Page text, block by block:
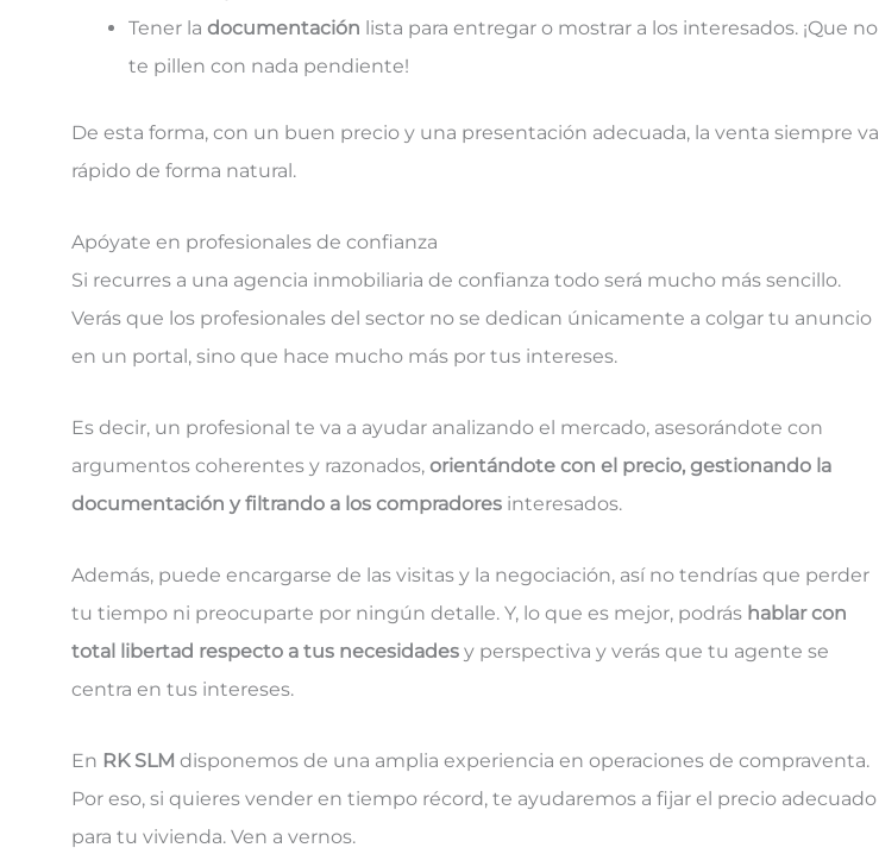
Tener la documentación lista para entregar o mostrar a los interesados. ¡Que no
te pillen con nada pendiente!
De esta forma, con un buen precio y una presentación adecuada, la venta siempre va
rápido de forma natural.
Apóyate en profesionales de confianza
Si recurres a una agencia inmobiliaria de confianza todo será mucho más sencillo.
Verás que los profesionales del sector no se dedican únicamente a colgar tu anuncio
en un portal, sino que hace mucho más por tus intereses.
Es decir, un profesional te va a ayudar analizando el mercado, asesorándote con
argumentos coherentes y razonados, orientándote con el precio, gestionando la
documentación y filtrando a los compradores interesados.
Además, puede encargarse de las visitas y la negociación, así no tendrías que perder
tu tiempo ni preocuparte por ningún detalle. Y, lo que es mejor, podrás hablar con
total libertad respecto a tus necesidades y perspectiva y verás que tu agente se
centra en tus intereses.
En RK SLM disponemos de una amplia experiencia en operaciones de compraventa.
Por eso, si quieres vender en tiempo récord, te ayudaremos a fijar el precio adecuado
para tu vivienda. Ven a vernos.